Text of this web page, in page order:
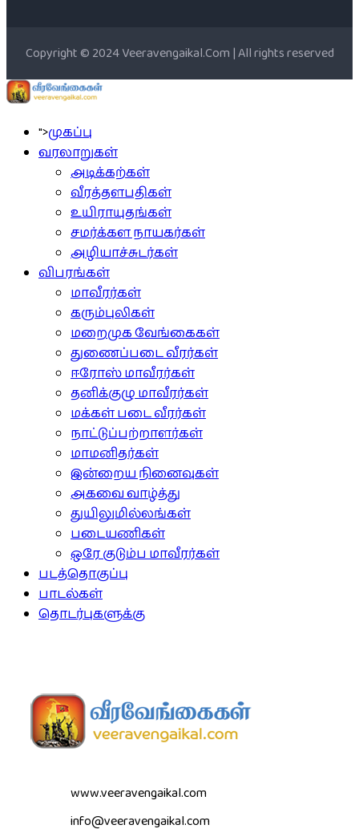
Copyright © 2024 Veeravengaikal.Com | All rights reserved
">முகப்பு
வரலாறுகள்
அடிக்கற்கள்
வீரத்தளபதிகள்
உயிராயுதங்கள்
சமர்க்கள நாயகர்கள்
அழியாச்சுடர்கள்
விபரங்கள்
மாவீரர்கள்
கரும்புலிகள்
மறைமுக வேங்கைகள்
துணைப்படை வீரர்கள்
ஈரோஸ் மாவீரர்கள்
தனிக்குழு மாவீரர்கள்
மக்கள் படை வீரர்கள்
நாட்டுப்பற்றாளர்கள்
மாமனிதர்கள்
இன்றைய நினைவுகள்
அகவை வாழ்த்து
துயிலுமில்லங்கள்
படையணிகள்
ஒரே குடும்ப மாவீரர்கள்
படத்தொகுப்பு
பாடல்கள்
தொடர்புகளுக்கு
www.veeravengaikal.com
info@veeravengaikal.com